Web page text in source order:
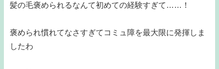
髪の毛褒められるなんて初めての経験すぎて……！
褒められ慣れてなさすぎてコミュ障を最大限に発揮しま
したわ